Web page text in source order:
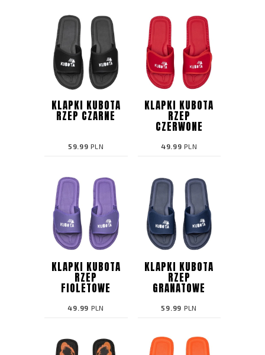
KLAPKI KUBOTA
RZEP CZARNE
59.99 PLN
KLAPKI KUBOTA
RZEP
CZERWONE
49.99 PLN
KLAPKI KUBOTA
RZEP
FIOLETOWE
49.99 PLN
KLAPKI KUBOTA
RZEP
GRANATOWE
59.99 PLN